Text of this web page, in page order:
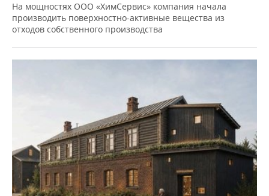
На мощностях ООО «ХимСервис» компания начала
производить поверхностно-активные вещества из
отходов собственного производства